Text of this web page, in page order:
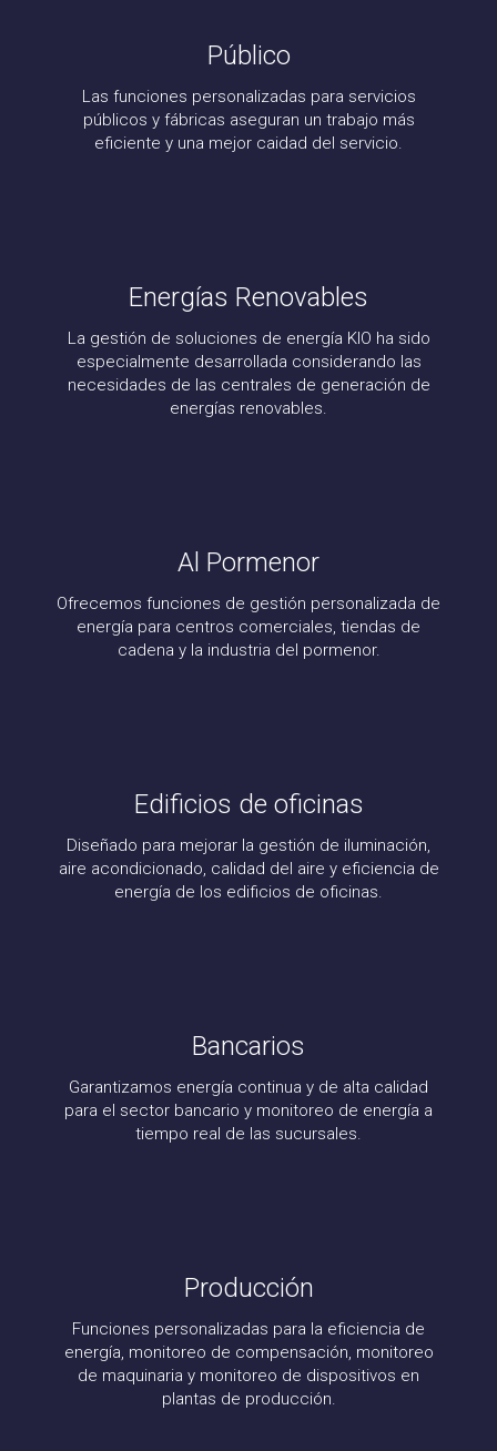
Público
Las funciones personalizadas para servicios
públicos y fábricas aseguran un trabajo más
eficiente y una mejor caidad del servicio.
Energías Renovables
La gestión de soluciones de energía KIO ha sido
especialmente desarrollada considerando las
necesidades de las centrales de generación de
energías renovables.
Al Pormenor
Ofrecemos funciones de gestión personalizada de
energía para centros comerciales, tiendas de
cadena y la industria del pormenor.
Edificios de oficinas
Diseñado para mejorar la gestión de iluminación,
aire acondicionado, calidad del aire y eficiencia de
energía de los edificios de oficinas.
Bancarios
Garantizamos energía continua y de alta calidad
para el sector bancario y monitoreo de energía a
tiempo real de las sucursales.
Producción
Funciones personalizadas para la eficiencia de
energía, monitoreo de compensación, monitoreo
de maquinaria y monitoreo de dispositivos en
plantas de producción.